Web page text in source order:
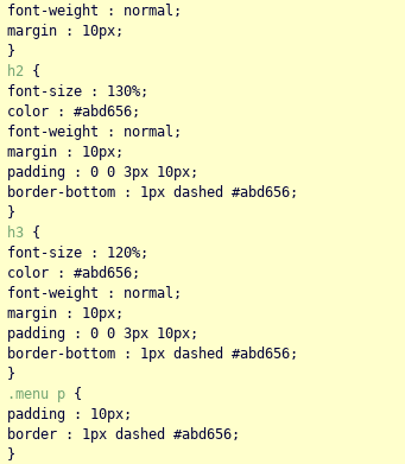
font-weight : normal;
margin : 10px;
}
h2{
font-size : 130%;
color : #abd656;
font-weight : normal;
margin : 10px;
padding : 0 0 3px 10px;
border-bottom : 1px dashed #abd656;
}
h3{
font-size : 120%;
color : #abd656;
font-weight : normal;
margin : 10px;
padding : 0 0 3px 10px;
border-bottom : 1px dashed #abd656;
}
.menu p{
padding : 10px;
border : 1px dashed #abd656;
}